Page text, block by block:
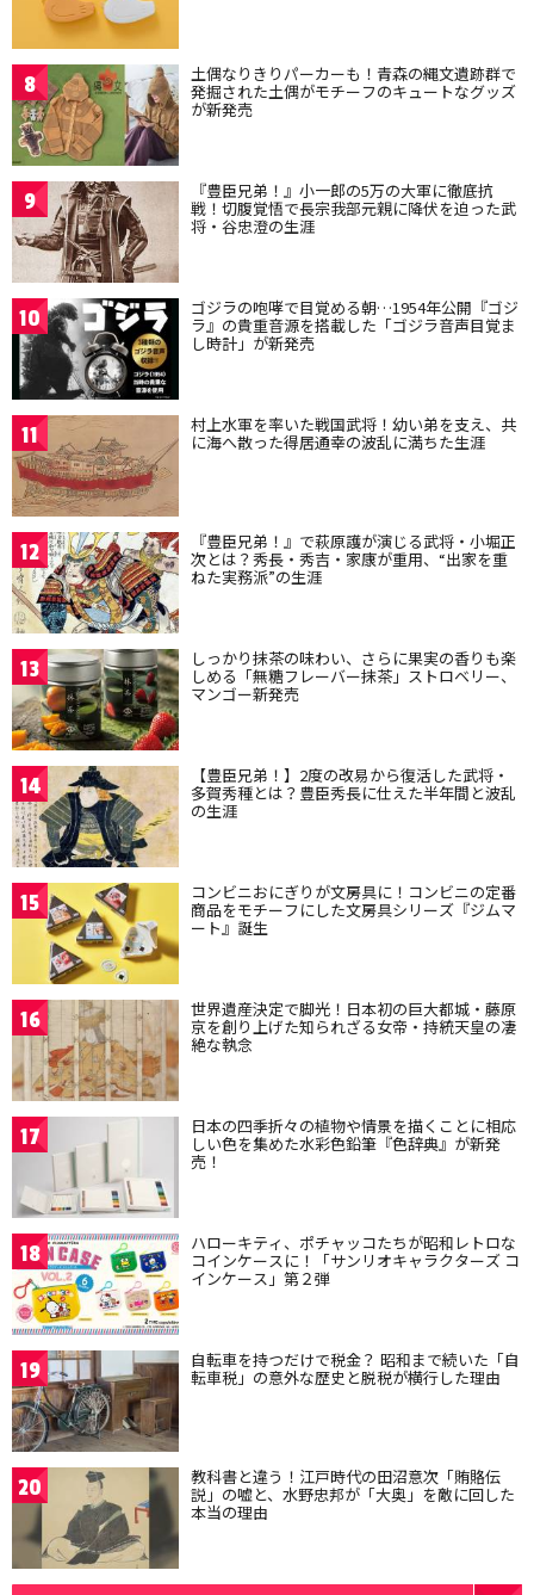
8 土偶なりきりパーカーも！青森の縄文遺跡群で
発掘された土偶がモチーフのキュートなグッズ
が新発売
9 『豊臣兄弟！』小一郎の5万の大軍に徹底抗
戦！切腹覚悟で長宗我部元親に降伏を迫った武
将・谷忠澄の生涯
10 ゴジラの咆哮で目覚める朝…1954年公開『ゴジ
ラ』の貴重音源を搭載した「ゴジラ音声目覚ま
し時計」が新発売
11 村上水軍を率いた戦国武将！幼い弟を支え、共
に海へ散った得居通幸の波乱に満ちた生涯
12 『豊臣兄弟！』で萩原護が演じる武将・小堀正
次とは？秀長・秀吉・家康が重用、“出家を重
ねた実務派”の生涯
13 しっかり抹茶の味わい、さらに果実の香りも楽
しめる「無糖フレーバー抹茶」ストロベリー、
マンゴー新発売
14 【豊臣兄弟！】2度の改易から復活した武将・
多賀秀種とは？豊臣秀長に仕えた半年間と波乱
の生涯
15 コンビニおにぎりが文房具に！コンビニの定番
商品をモチーフにした文房具シリーズ『ジムマ
ート』誕生
16 世界遺産決定で脚光！日本初の巨大都城・藤原
京を創り上げた知られざる女帝・持統天皇の凄
絶な執念
17 日本の四季折々の植物や情景を描くことに相応
しい色を集めた水彩色鉛筆『色辞典』が新発
売！
18 ハローキティ、ポチャッコたちが昭和レトロな
コインケースに！「サンリオキャラクターズ コ
インケース」第２弾
19 自転車を持つだけで税金？ 昭和まで続いた「自
転車税」の意外な歴史と脱税が横行した理由
20 教科書と違う！江戸時代の田沼意次「賄賂伝
説」の嘘と、水野忠邦が「大奥」を敵に回した
本当の理由